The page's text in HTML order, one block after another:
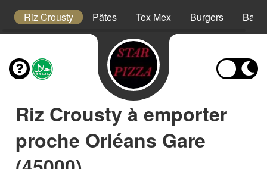
Riz Crousty Pâtes Tex Mex Burgers
Riz Crousty à emporter
proche Orléans Gare